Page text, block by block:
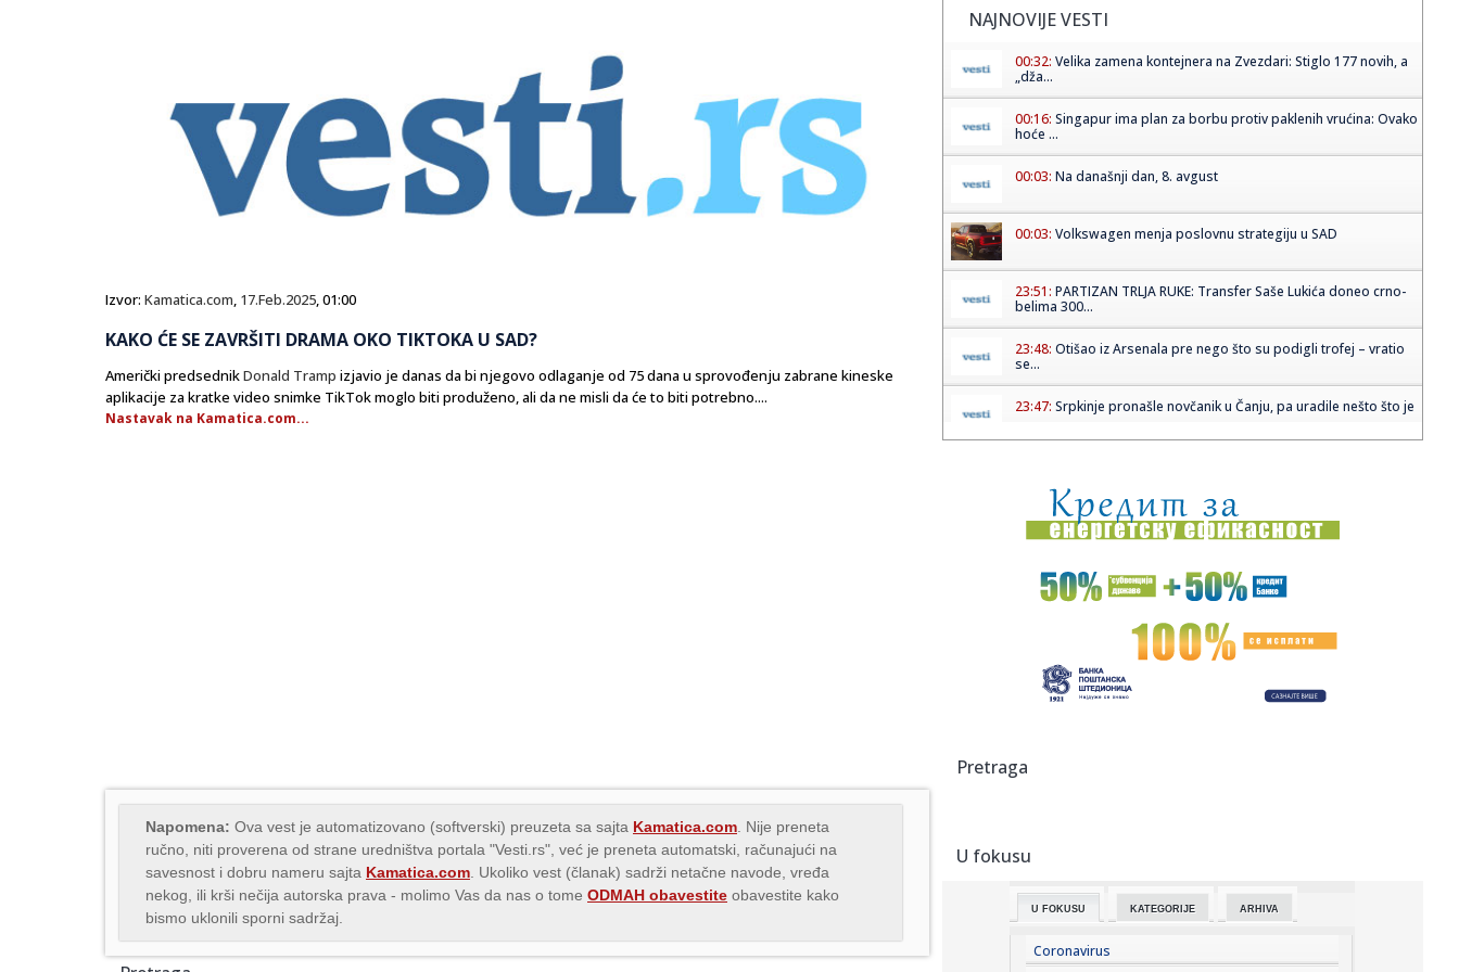
Izvor: Kamatica.com, 17.Feb.2025, 01:00
KAKO ĆE SE ZAVRŠITI DRAMA OKO TIKTOKA U SAD?
Američki predsednikDonald Tramp izjavio je danas da bi njegovo odlaganje od 75 dana u sprovođenju zabrane kineske
aplikacije za kratke video snimke TikTok moglo biti produženo, ali da ne misli da će to biti potrebno....
Nastavak na Kamatica.com...
Napomena: Ova vest je automatizovano (softverski) preuzeta sa sajta Kamatica.com . Nije preneta
ručno, niti proverena od strane uredništva portala "Vesti.rs", već je preneta automatski, računajući na
savesnost i dobru nameru sajta Kamatica.com . Ukoliko vest (članak) sadrži netačne navode, vređa
nekog, ili krši nečija autorska prava - molimo Vas da nas o tome ODMAH obavestite obavestite kako
bismo uklonili sporni sadržaj.
NAJNOVIJE VESTI
00:32: Velika zamena kontejnera na Zvezdari: Stiglo 177 novih, a
„dža...
00:16: Singapur ima plan za borbu protiv paklenih vrućina: Ovako
hoće ...
00:03: Na današnji dan, 8. avgust
00:03: Volkswagen menja poslovnu strategiju u SAD
23:51: PARTIZAN TRLJA RUKE: Transfer Saše Lukića doneo crno-
belima 300...
23:48: Otišao iz Arsenala pre nego što su podigli trofej – vratio
se...
23:47: Srpkinje pronašle novčanik u Čanju, pa uradile nešto što je
23:42:Kraj za Aleksandru i Anu: Eliminisane već na startu
23:35:"Nema lakih utakmica, ali mi smo Vojvodina"
Ribakina sigurna u Torontu
23:32:Brenin potez posle pada razbesneo javnost: Devojka joj
na ene...
23:25:
23:24:
Ako ste planirali da kupite polovan automobil u Nemačkoj,
Pretraga
U fokusu
U FOKUSU KATEGORIJE ARHIVA
Coronavirus